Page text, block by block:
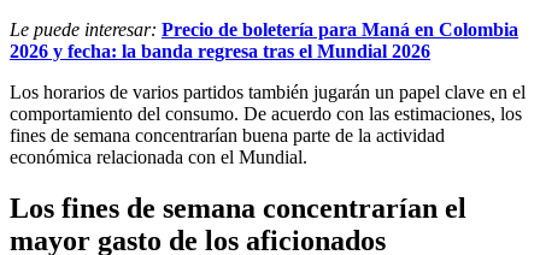
Le puede interesar: Precio de boletería para Maná en Colombia
2026 y fecha: la banda regresa tras el Mundial 2026
Los horarios de varios partidos también jugarán un papel clave en el
comportamiento del consumo. De acuerdo con las estimaciones, los
fines de semana concentrarían buena parte de la actividad
económica relacionada con el Mundial.
Los fines de semana concentrarían el
mayor gasto de los aficionados